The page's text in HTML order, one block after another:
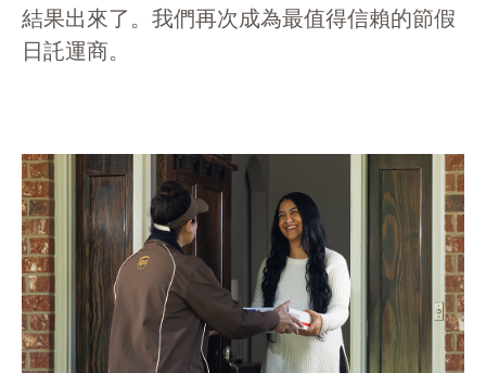
結果出來了。我們再次成為最值得信賴的節假
日託運商。